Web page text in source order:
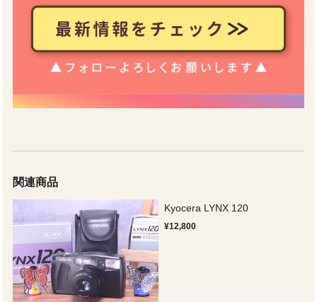
関連商品
Kyocera LYNX 120
¥12,800